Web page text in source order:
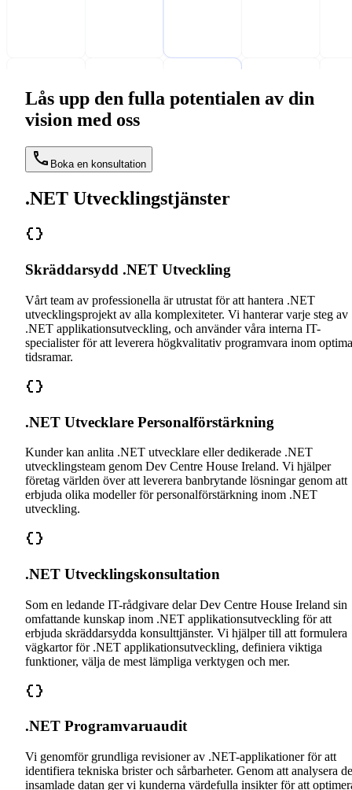
Lås upp den fulla potentialen av din
vision med oss
Boka en konsultation
.NET Utvecklingstjänster
Skräddarsydd .NET Utveckling
Vårt team av professionella är utrustat för att hantera .NET
utvecklingsprojekt av alla komplexiteter. Vi hanterar varje steg av
.NET applikationsutveckling, och använder våra interna IT-
specialister för att leverera högkvalitativ programvara inom
tidsramar.
.NET Utvecklare Personalförstärkning
Kunder kan anlita .NET utvecklare eller dedikerade .NET
utvecklingsteam genom Dev Centre House Ireland. Vi hjälper
företag världen över att leverera banbrytande lösningar genom att
erbjuda olika modeller för personalförstärkning inom .NET
utveckling.
.NET Utvecklingskonsultation
Som en ledande IT-rådgivare delar Dev Centre House Ireland sin
omfattande kunskap inom .NET applikationsutveckling för att
erbjuda skräddarsydda konsulttjänster. Vi hjälper till att formulera
vägkartor för .NET applikationsutveckling, definiera viktiga
funktioner, välja de mest lämpliga verktygen och mer.
.NET Programvaruaudit
Vi genomför grundliga revisioner av .NET-applikationer för att
identifiera tekniska brister och sårbarheter. Genom att analysera
insamlade datan ger vi kunderna värdefulla insikter för att